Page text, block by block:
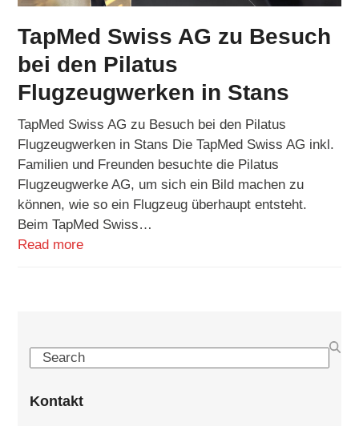
TapMed Swiss AG zu Besuch
bei den Pilatus
Flugzeugwerken in Stans
TapMed Swiss AG zu Besuch bei den Pilatus
Flugzeugwerken in Stans Die TapMed Swiss AG inkl.
Familien und Freunden besuchte die Pilatus
Flugzeugwerke AG, um sich ein Bild machen zu
können, wie so ein Flugzeug überhaupt entsteht.
Beim TapMed Swiss…
Read more
Search
Kontakt